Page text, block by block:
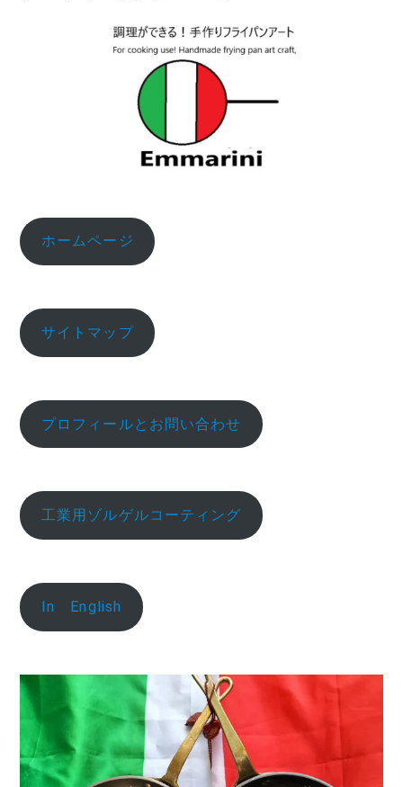
ホームページ
サイトマップ
プロフィールとお問い合わせ
工業用ゾルゲルコーティング
In English